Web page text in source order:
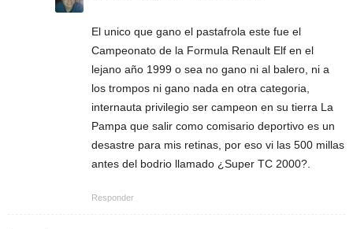
El unico que gano el pastafrola este fue el
Campeonato de la Formula Renault Elf en el
lejano año 1999 o sea no gano ni al balero, ni a
los trompos ni gano nada en otra categoria,
internauta privilegio ser campeon en su tierra La
Pampa que salir como comisario deportivo es un
desastre para mis retinas, por eso vi las 500 millas
antes del bodrio llamado ¿Super TC 2000?.
Responder